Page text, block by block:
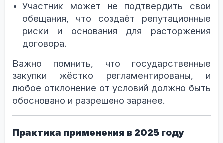
Участник может не подтвердить свои
обещания, что создаёт репутационные
риски и основания для расторжения
договора.
Важно помнить, что государственные
закупки жёстко регламентированы, и
любое отклонение от условий должно быть
обосновано и разрешено заранее.
Практика применения в 2025 году